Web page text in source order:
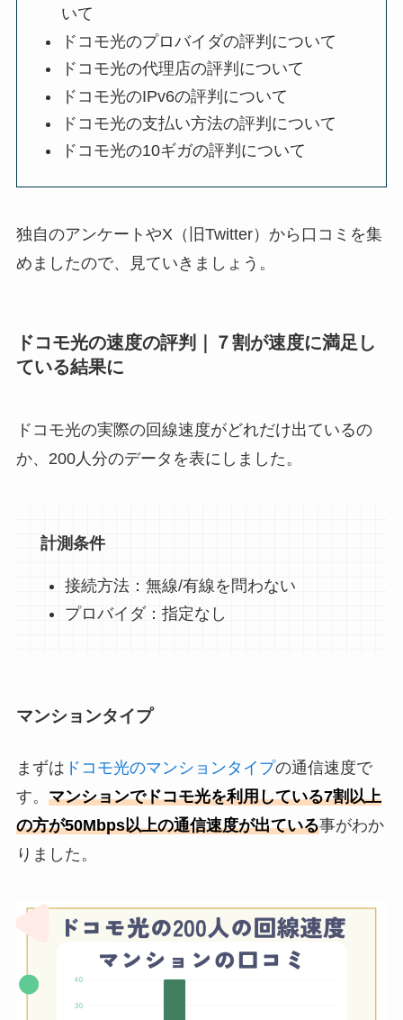
いて
ドコモ光のプロバイダの評判について
ドコモ光の代理店の評判について
ドコモ光のIPv6の評判について
ドコモ光の支払い方法の評判について
ドコモ光の10ギガの評判について
独自のアンケートやX（旧Twitter）から口コミを集
めましたので、見ていきましょう。
ドコモ光の速度の評判｜７割が速度に満足し
ている結果に
ドコモ光の実際の回線速度がどれだけ出ているの
か、200人分のデータを表にしました。
計測条件
接続方法：無線/有線を問わない
プロバイダ：指定なし
マンションタイプ
まずは ドコモ光のマンションタイプの通信速度で
す。 マンションでドコモ光を利用している7割以上
の方が50Mbps以上の通信速度が出ている事がわか
りました。